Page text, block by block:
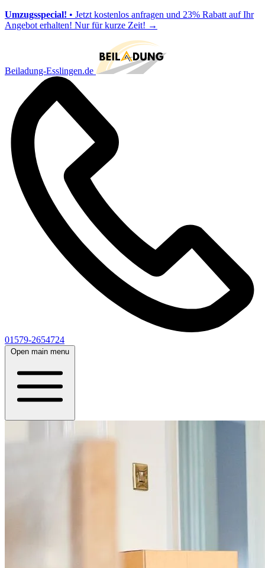
Umzugsspecial! • Jetzt kostenlos anfragen und 23% Rabatt auf Ihr
Angebot erhalten! Nur für kurze Zeit! →
Beiladung-Esslingen.de
01579-2654724
Open main menu